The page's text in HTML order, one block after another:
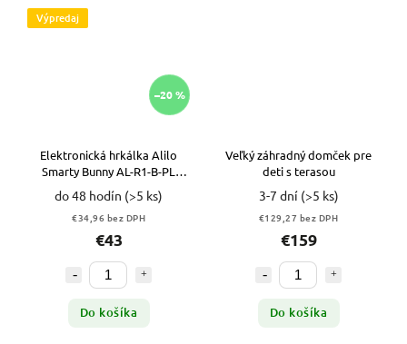
Výpredaj
–20 %
Elektronická hrkálka Alilo
Smarty Bunny AL-R1-B-PL
MODRÁ VYPR
do 48 hodín (>5 ks)
€34,96 bez DPH
€43
Do košíka
Veľký záhradný domček pre
deti s terasou
3-7 dní (>5 ks)
€129,27 bez DPH
€159
Do košíka